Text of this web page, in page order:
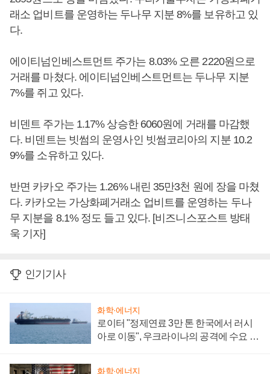
래소 업비트를 운영하는 두나무 지분 8%를 보유하고 있
다.
에이티넘인베스트먼트 주가는 8.03% 오른 2220원으로
거래를 마쳤다. 에이티넘인베스트먼트는 두나무 지분
7%를 쥐고 있다.
비덴트 주가는 1.17% 상승한 6060원에 거래를 마감했
다. 비덴트는 빗썸의 운영사인 빗썸코리아의 지분 10.2
9%를 소유하고 있다.
반면 카카오 주가는 1.26% 내린 35만3천 원에 장을 마쳤
다. 카카오는 가상화폐거래소 업비트를 운영하는 두나
무 지분을 8.1% 정도 들고 있다. [비즈니스포스트 방태
욱 기자]
인기기사
화학·에너지
로이터 "정제연료 3만 톤 한국에서 러시
아로 이동", 우크라이나의 공격에 수요 늘
화학·에너지